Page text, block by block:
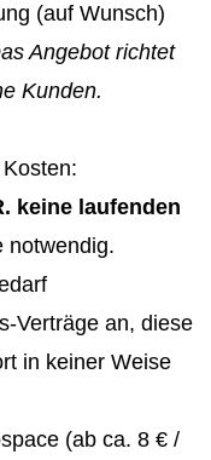
(auf Wunsch)
Angebot richtet
Kunden.
keine laufenden
notwendig.
Verträge an, diese
in keiner Weise
(ab ca. 8 € /